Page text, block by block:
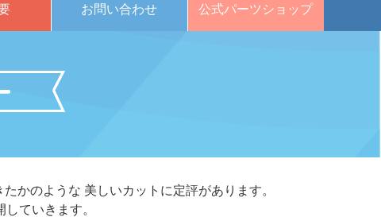
お問い合わせ 公式パーツショップ
かのような 美しいカットに定評があります。
ていきます。